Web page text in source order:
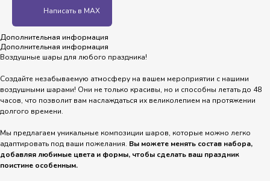
Написать в MAX
Дополнительная информация
Дополнительная информация
Воздушные шары для любого праздника!
Создайте незабываемую атмосферу на вашем мероприятии с нашими
воздушными шарами! Они не только красивы, но и способны летать до 48
часов, что позволит вам наслаждаться их великолепием на протяжении
долгого времени.
Мы предлагаем уникальные композиции шаров, которые можно легко
адаптировать под ваши пожелания. Вы можете менять состав набора,
добавляя любимые цвета и формы, чтобы сделать ваш праздник
поистине особенным.